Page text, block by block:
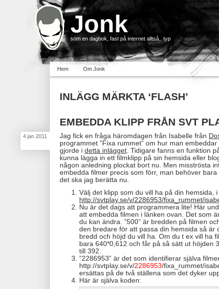
Jonk
som en dagbok, fast på internet alltså.. typ
Hem Om Jonk
INLÄGG MÄRKTA ‘FLASH’
4 jan 2011
EMBEDDA KLIPP FRÅN SVT
Jag fick en fråga häromdagen från Isabelle från
programmet ”Fixa rummet” om hur man
gjorde i detta inlägget. Tidigare fanns en funktion
kunna lägga in ett filmklipp på sin hemsida eller
någon anledning plockat bort nu. Men misströsta
embedda filmer precis som förr, man behöver
det ska jag berätta nu.
Välj det klipp som du vill ha på din hemsida,
http://svtplay.se/v/2286953/fixa_rummet/
Nu är det dags att programmera lite! Här
att embedda filmen i länken ovan. Det som
du kan ändra. ”500” är bredden på filmen
den bredare för att passa din hemsida så är
bredd och höjd du vill ha. Om du t ex vill ha
bara 640*0,612 och får på så sätt ut höjden
till 392.
”2286953” är det som identifierar själva
http://svtplay.se/v/2286953/fixa_rummet/
ersättas på de två ställena som det dyker
Här är själva koden: